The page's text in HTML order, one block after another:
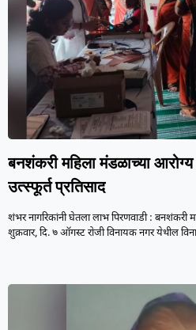
बनशंकरी महिला मंडळाच्या आरोग्य
उत्स्फूर्त प्रतिसाद
शंभर नागरिकांनी घेतला लाभ पिरणवाडी : बनशंकरी
शुक्रवार, दि. ७ ऑगस्ट रोजी विनायक नगर येथील